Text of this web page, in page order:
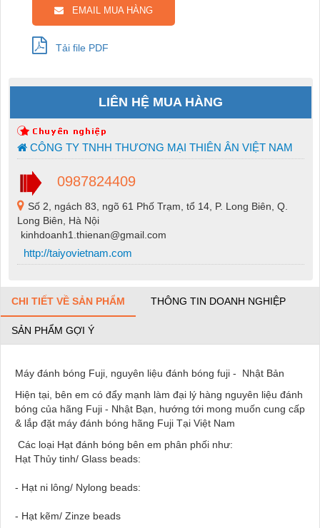
EMAIL MUA HÀNG
Tải file PDF
LIÊN HỆ MUA HÀNG
CÔNG TY TNHH THƯƠNG MẠI THIÊN ÂN VIỆT NAM
0987824409
Số 2, ngách 83, ngõ 61 Phố Trạm, tổ 14, P. Long Biên, Q.
Long Biên, Hà Nội
kinhdoanh1.thienan@gmail.com
http://taiyovietnam.com
CHI TIẾT VỀ SẢN PHẨM THÔNG TIN DOANH NGHIỆP
SẢN PHẨM GỢI Ý
Máy đánh bóng Fuji, nguyên liệu đánh bóng fuji - Nhật Bản
Hiện tại, bên em có đẩy mạnh làm đại lý hàng nguyên liệu đánh
bóng của hãng Fuji - Nhật Bạn, hướng tới mong muốn cung cấp
& lắp đặt máy đánh bóng hãng Fuji Tại Việt Nam
Các loại Hạt đánh bóng bên em phân phối như:
Hạt Thủy tinh/ Glass beads:
- Hạt ni lông/ Nylong beads:
- Hạt kẽm/ Zinze beads